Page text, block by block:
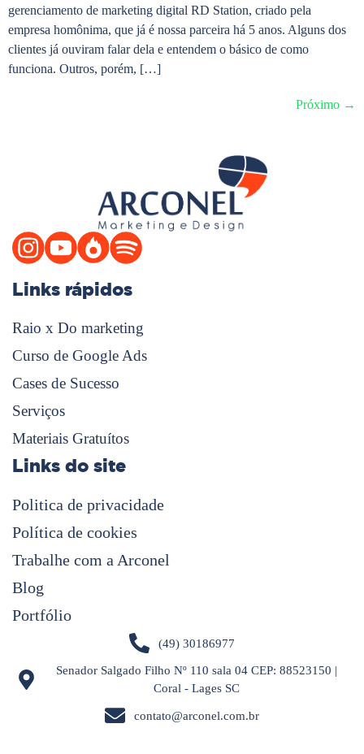
gerenciamento de marketing digital RD Station, criado pela
empresa homônima, que já é nossa parceira há 5 anos. Alguns dos
clientes já ouviram falar dela e entendem o básico de como
funciona. Outros, porém, […]
Próximo →
Links rápidos
Raio x Do marketing
Curso de Google Ads
Cases de Sucesso
Serviços
Materiais Gratuítos
Links do site
Politica de privacidade
Política de cookies
Trabalhe com a Arconel
Blog
Portfólio
(49) 30186977
Senador Salgado Filho Nº 110 sala 04 CEP: 88523150 |
Coral - Lages SC
contato@arconel.com.br